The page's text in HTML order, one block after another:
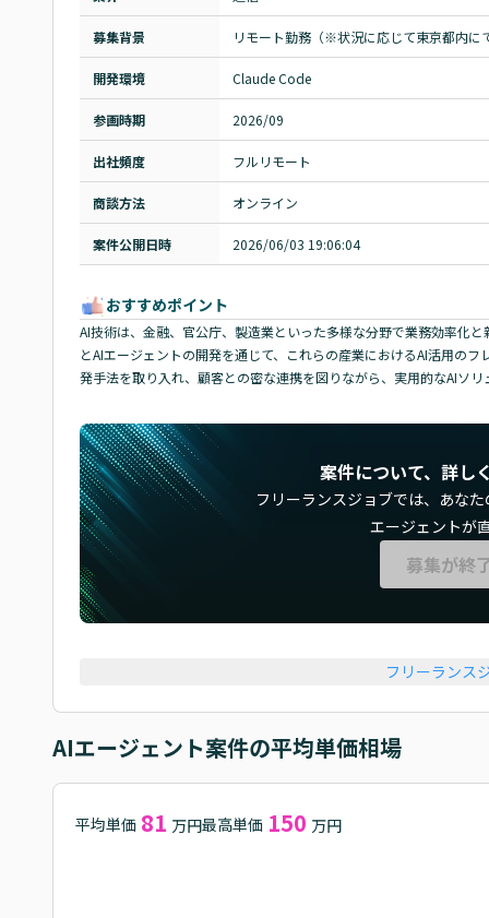
募集背景 リモート勤務（※状況に応じて東京都内に
開発環境 Claude Code
参画時期 2026/09
出社頻度 フルリモート
商談方法 オンライン
案件公開日時 2026/06/03 19:06:04
おすすめポイント
AI技術は、金融、官公庁、製造業といった多様な分野で業務効率化
とAIエージェントの開発を通じて、これらの産業におけるAI活用の
発手法を取り入れ、顧客との密な連携を図りながら、実用的なAIソ
案件について、詳し
フリーランスジョブでは、 あな
エージェントが
募集が終
フリーランス
AIエージェント案件の平均単価相場
平均単価 81 万円最高単価 150 万円